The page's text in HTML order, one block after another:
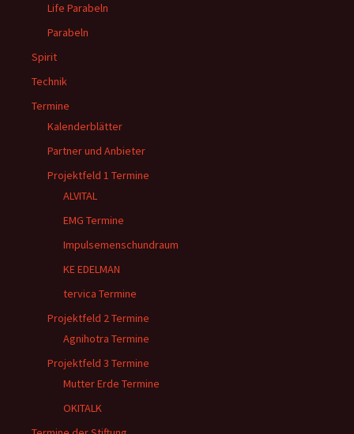
Life Parabeln
Parabeln
Spirit
Technik
Termine
Kalenderblätter
Partner und Anbieter
Projektfeld 1 Termine
ALVITAL
EMG Termine
Impulsemenschundraum
KE EDELMAN
tervica Termine
Projektfeld 2 Termine
Agnihotra Termine
Projektfeld 3 Termine
Mutter Erde Termine
OKITALK